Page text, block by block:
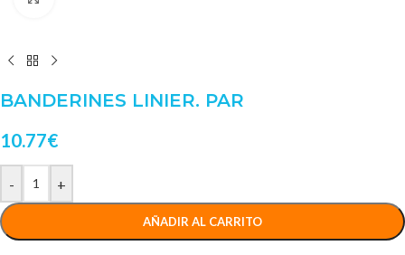
BANDERINES LINIER. PAR
10.77€
- +
AÑADIR AL CARRITO